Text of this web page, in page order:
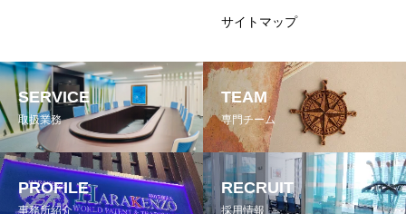
サイトマップ
SERVICE
取扱業務
TEAM
専門チーム
PROFILE
事務所紹介
RECRUIT
採用情報